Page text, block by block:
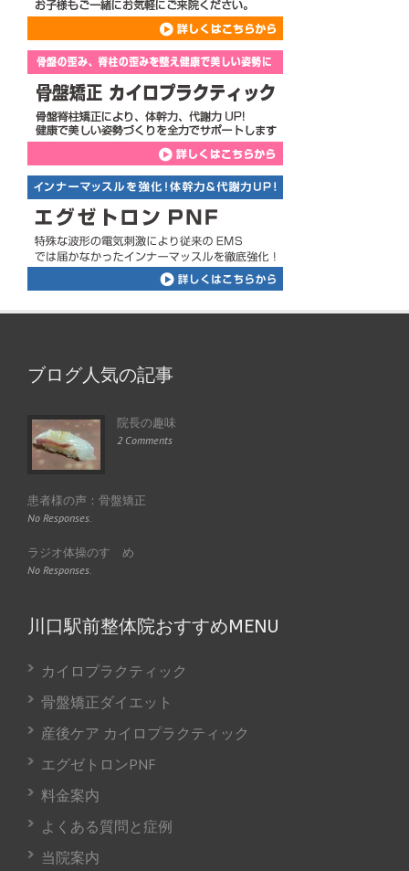
ブログ人気の記事
院長の趣味
2 Comments
患者様の声：骨盤矯正
No Responses.
ラジオ体操のすゝめ
No Responses.
川口駅前整体院おすすめMENU
カイロプラクティック
骨盤矯正ダイエット
産後ケア カイロプラクティック
エグゼトロンPNF
料金案内
よくある質問と症例
当院案内